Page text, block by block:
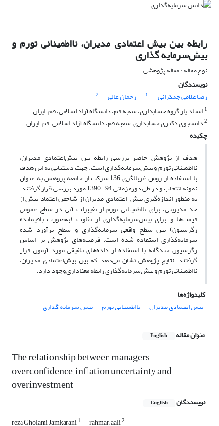
رابطه بین بیش اعتمادی مدیران، نااطمینانی تورم و
بیش‌سرمایه گذاری
نوع مقاله : مقاله پژوهشی
نویسندگان
رضا غلامی جمکرانی
1 رحمان عالی
2
1استاد یار گروه حسابداری، شعبه قم، دانشگاه آزاد اسلامی، قم، ایران
2دانشجوی دکتری حسابداری، شعبه قم، دانشگاه آزاد اسلامی، قم، ایران
چکیده
هدف از پژوهش حاضر بررسی رابطه بین بیش‌اعتمادی مدیران،
نااطمینانی تورم و بیش‌سرمایه‌گذاری است. جهت دستیابی به این هدف
با استفاده از روش غربالگری 136 شرکت از جامعه پژوهش به عنوان
نمونه انتخاب و در طی دوره زمانی 94- 1390 مورد بررسی قرار گرفتند.
به منظور اندازه‌گیری بیش-اعتمادی مدیران از شاخص اعتماد بیش از
حد مدیریتی، برای نااطمینانی تورم از تغییرات آتی در سطح عمومی
قیمت‌ها و برای بیش‌سرمایه‌گذاری از تفاوت (به‌صورت باقیمانده‌
رگرسیون) بین سطح واقعی سرمایه‌گذاری و سطح برآورد شده‌
سرمایه‌گذاری استفاده شده است. فرضیه‌های پژوهش بر اساس
رگرسیون چندگانه با استفاده از داده‌های تلفیقی مورد آزمون قرار
گرفتند. نتایج پژوهش نشان می‌دهد که بین بیش‌اعتمادی مدیران،
نااطمینانی تورم و بیش‌سرمایه‌گذاری رابطه معناداری وجود دارد.
کلیدواژه‌ها
بیش اعتمادی مدیران
نااطمینانی تورم بیش سرمایه گذاری
عنوان مقاله English
The relationship between managers'
overconfidence, inflation uncertainty and
overinvestment
نویسندگان English
reza Gholami Jamkarani1 rahman aali2